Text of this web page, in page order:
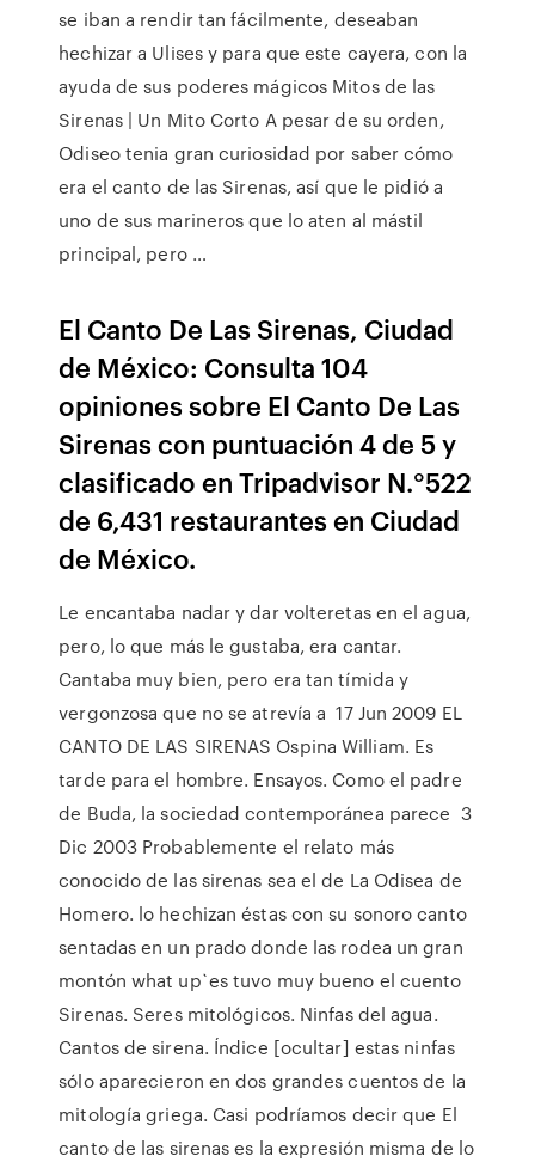
se iban a rendir tan fácilmente, deseaban
hechizar a Ulises y para que este cayera, con la
ayuda de sus poderes mágicos Mitos de las
Sirenas | Un Mito Corto A pesar de su orden,
Odiseo tenia gran curiosidad por saber cómo
era el canto de las Sirenas, así que le pidió a
uno de sus marineros que lo aten al mástil
principal, pero …
El Canto De Las Sirenas, Ciudad
de México: Consulta 104
opiniones sobre El Canto De Las
Sirenas con puntuación 4 de 5 y
clasificado en Tripadvisor N.°522
de 6,431 restaurantes en Ciudad
de México.
Le encantaba nadar y dar volteretas en el agua,
pero, lo que más le gustaba, era cantar.
Cantaba muy bien, pero era tan tímida y
vergonzosa que no se atrevía a 17 Jun 2009 EL
CANTO DE LAS SIRENAS Ospina William. Es
tarde para el hombre. Ensayos. Como el padre
de Buda, la sociedad contemporánea parece 3
Dic 2003 Probablemente el relato más
conocido de las sirenas sea el de La Odisea de
Homero. lo hechizan éstas con su sonoro canto
sentadas en un prado donde las rodea un gran
montón what up`es tuvo muy bueno el cuento
Sirenas. Seres mitológicos. Ninfas del agua.
Cantos de sirena. Índice [ocultar] estas ninfas
sólo aparecieron en dos grandes cuentos de la
mitología griega. Casi podríamos decir que El
canto de las sirenas es la expresión misma de lo